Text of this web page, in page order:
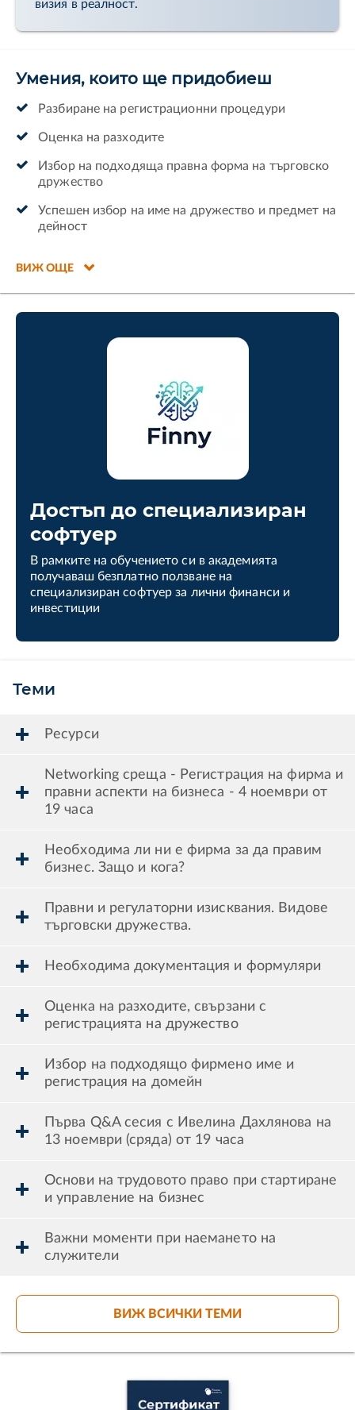
визия в реалност.
Умения, които ще придобиеш
Разбиране на регистрационни процедури
Оценка на разходите
Избор на подходяща правна форма на търговско
дружество
Успешен избор на име на дружество и предмет на
дейност
ВИЖ ОЩЕ
Достъп до специализиран
софтуер
В рамките на обучението си в академията
получаваш безплатно ползване на
специализиран софтуер за лични финанси и
инвестиции
Теми
Ресурси
Networking среща - Регистрация на фирма и
правни аспекти на бизнеса - 4 ноември от
19 часа
Необходима ли ни е фирма за да правим
бизнес. Защо и кога?
Правни и регулаторни изисквания. Видове
търговски дружества.
Необходима документация и формуляри
Оценка на разходите, свързани с
регистрацията на дружество
Избор на подходящо фирмено име и
регистрация на домейн
Първа Q&A сесия с Ивелина Дахлянова на
13 ноември (сряда) от 19 часа
Основи на трудовото право при стартиране
и управление на бизнес
Важни моменти при наемането на
служители
ВИЖ ВСИЧКИ ТЕМИ